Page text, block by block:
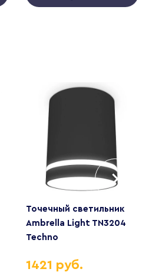
Точечный светильник
Ambrella Light TN3204
Techno
1421 руб.